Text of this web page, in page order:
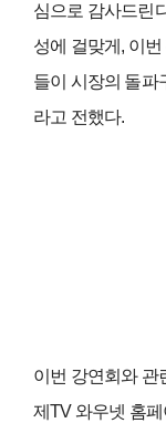
심으로 감사드린
성에 걸맞게, 이
들이 시장의 돌파
라고 전했다.
이번 강연회와 관
제TV 와우넷 홈